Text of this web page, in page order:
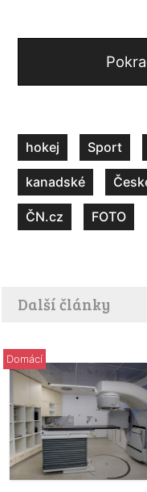
hokej Sport
kanadské
ČN.cz FOTO
Další články
Domácí